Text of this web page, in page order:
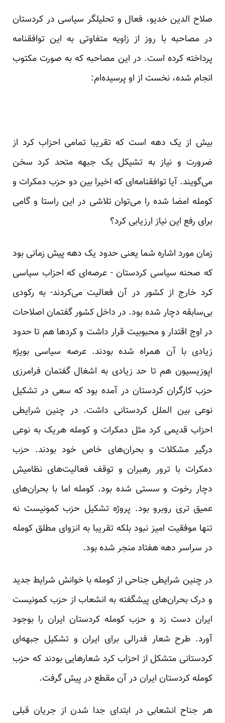
صلاح الدین خدیو، فعال و تحلیلگر سیاسی در کردستان
در مصاحبه با روز از زاویه متفاوتی به این توافقنامه
پرداخته کرده است. در این مصاحبه که به صورت مکتوب
انجام شده، نخست از او پرسیده‌ام:
بیش از یک دهه است که تقریبا تمامی احزاب کرد از
ضرورت و نیاز به تشیکل یک جبهه متحد کرد سخن
می‌گویند. آیا توافقنامه‌ای که اخیرا بین دو حزب دمکرات و
کومله امضا شده را می‌توان تلاشی در این راستا و گامی
برای رفع این نیاز ارزیابی کرد؟
زمان مورد اشاره شما یعنی حدود یک دهه پیش زمانی بود
که صحنه سیاسی کردستان - عرصه‌ای که احزاب سیاسی
کرد خارج از کشور در آن فعالیت می‌کردند- به رکودی
بی‌سابقه دچار شده بود. در داخل کشور گفتمان اصلاحات
در اوج اقتدار و محبوبیت قرار داشت و کرد‌ها هم تا حدود
زیادی با آن همراه شده بودند. عرصه سیاسی بویژه
اپوزیسیون هم تا حد زیادی به اشغال گفتمان فرامرزی
حزب کارگران کردستان در آمده بود که سعی در تشکیل
نوعی بین الملل کردستانی داشت. در چنین شرایطی
احزاب قدیمی کرد مثل دمکرات و کومله هریک به نوعی
درگیر مشکلات و بحران‌های خاص خود بودند. حزب
دمکرات با ترور رهبران و توقف فعالیت‌های نظامیش
دچار رخوت و سستی شده بود. کومله اما با بحران‌های
عمیق تری روبرو بود. پروژه تشکیل حزب کمونیست نه
تنها موفقیت امیز نبود بلکه تقریبا به انزوای مطلق کومله
در سراسر دهه هفتاد منجر شده بود.
در چنین شرایطی جناحی از کومله با خوانش شرایط جدید
و درک بحران‌های پیشگفته به انشعاب از حزب کمونیست
ایران دست زد و حزب کومله کردستان ایران را بوجود
آورد. طرح شعار فدرالی برای ایران و تشکیل جبهه‌ای
کردستانی متشکل از احزاب کرد شعارهایی بودند که حزب
کومله کردستان ایران در آن مقطع در پیش گرفت.
هر جناح انشعابی در ابتدای جدا شدن از جریان قبلی